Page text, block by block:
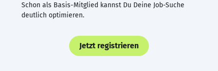
Schon als Basis-Mitglied kannst Du Deine Job-Suche
deutlich optimieren.
Jetzt registrieren